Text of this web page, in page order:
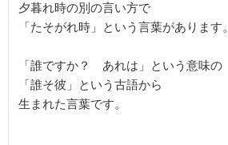
夕暮れ時の別の言い方で
「たそがれ時」という言葉があります。
「誰ですか？　あれは」という意味の
「誰そ彼」という古語から
生まれた言葉です。